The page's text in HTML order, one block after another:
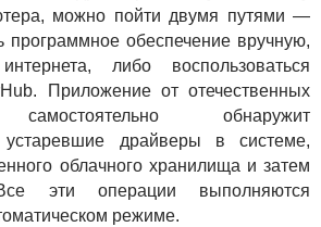
можно пойти двумя путями —
программное обеспечение вручную,
либо воспользоваться
Приложение от отечественных
самостоятельно обнаружит
драйверы в системе,
облачного хранилища и затем
эти операции выполняются
режиме.